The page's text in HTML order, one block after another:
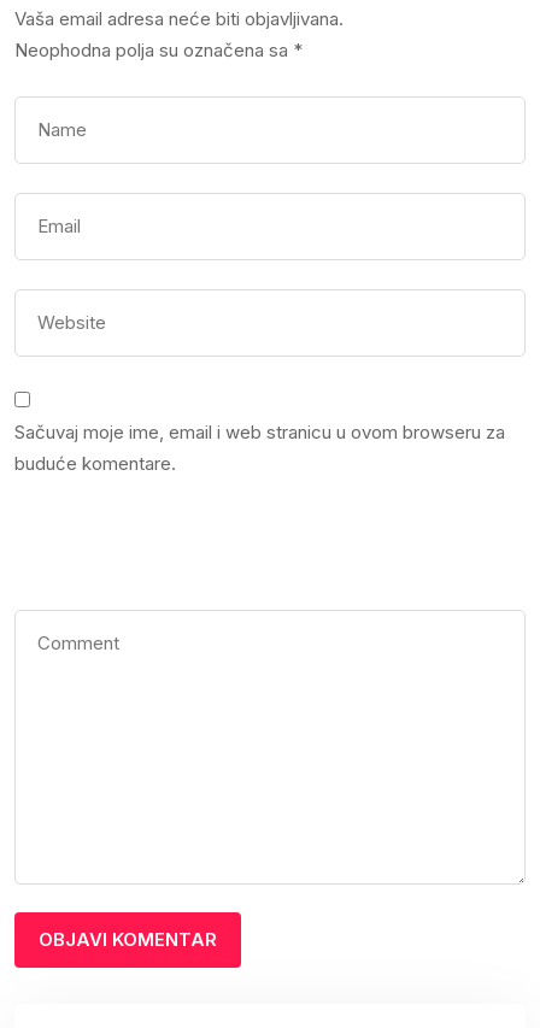
Vaša email adresa neće biti objavljivana.
Neophodna polja su označena sa *
Sačuvaj moje ime, email i web stranicu u ovom browseru za
buduće komentare.